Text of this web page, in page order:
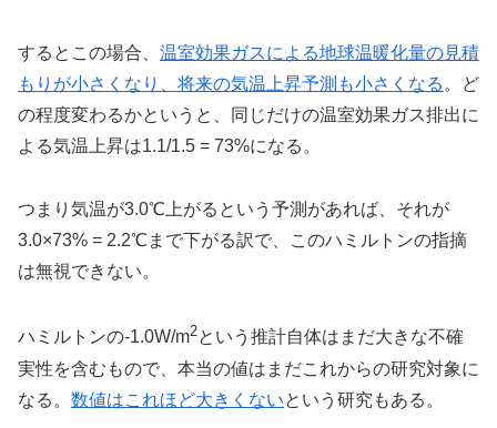
するとこの場合、 温室効果ガスによる地球温暖化量の見積
もりが小さくなり、将来の気温上昇予測も小さくなる 。ど
の程度変わるかというと、同じだけの温室効果ガス排出に
よる気温上昇は1.1/1.5 = 73%になる。
つまり気温が3.0℃上がるという予測があれば、それが
3.0×73% = 2.2℃まで下がる訳で、このハミルトンの指摘
は無視できない。
ハミルトンの-1.0W/m2という推計自体はまだ大きな不確
実性を含むもので、本当の値はまだこれからの研究対象に
なる。 数値はこれほど大きくないという研究もある。